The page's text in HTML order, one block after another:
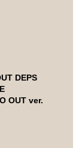
DEPS
OUT ver.